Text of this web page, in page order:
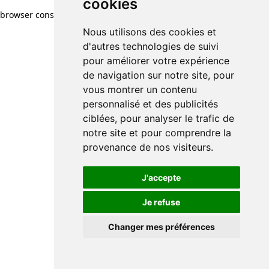
cookies
Nous utilisons des cookies et
d'autres technologies de suivi
pour améliorer votre expérience
de navigation sur notre site, pour
vous montrer un contenu
personnalisé et des publicités
ciblées, pour analyser le trafic de
notre site et pour comprendre la
provenance de nos visiteurs.
J'accepte
Je refuse
Changer mes préférences
browser console for more information)